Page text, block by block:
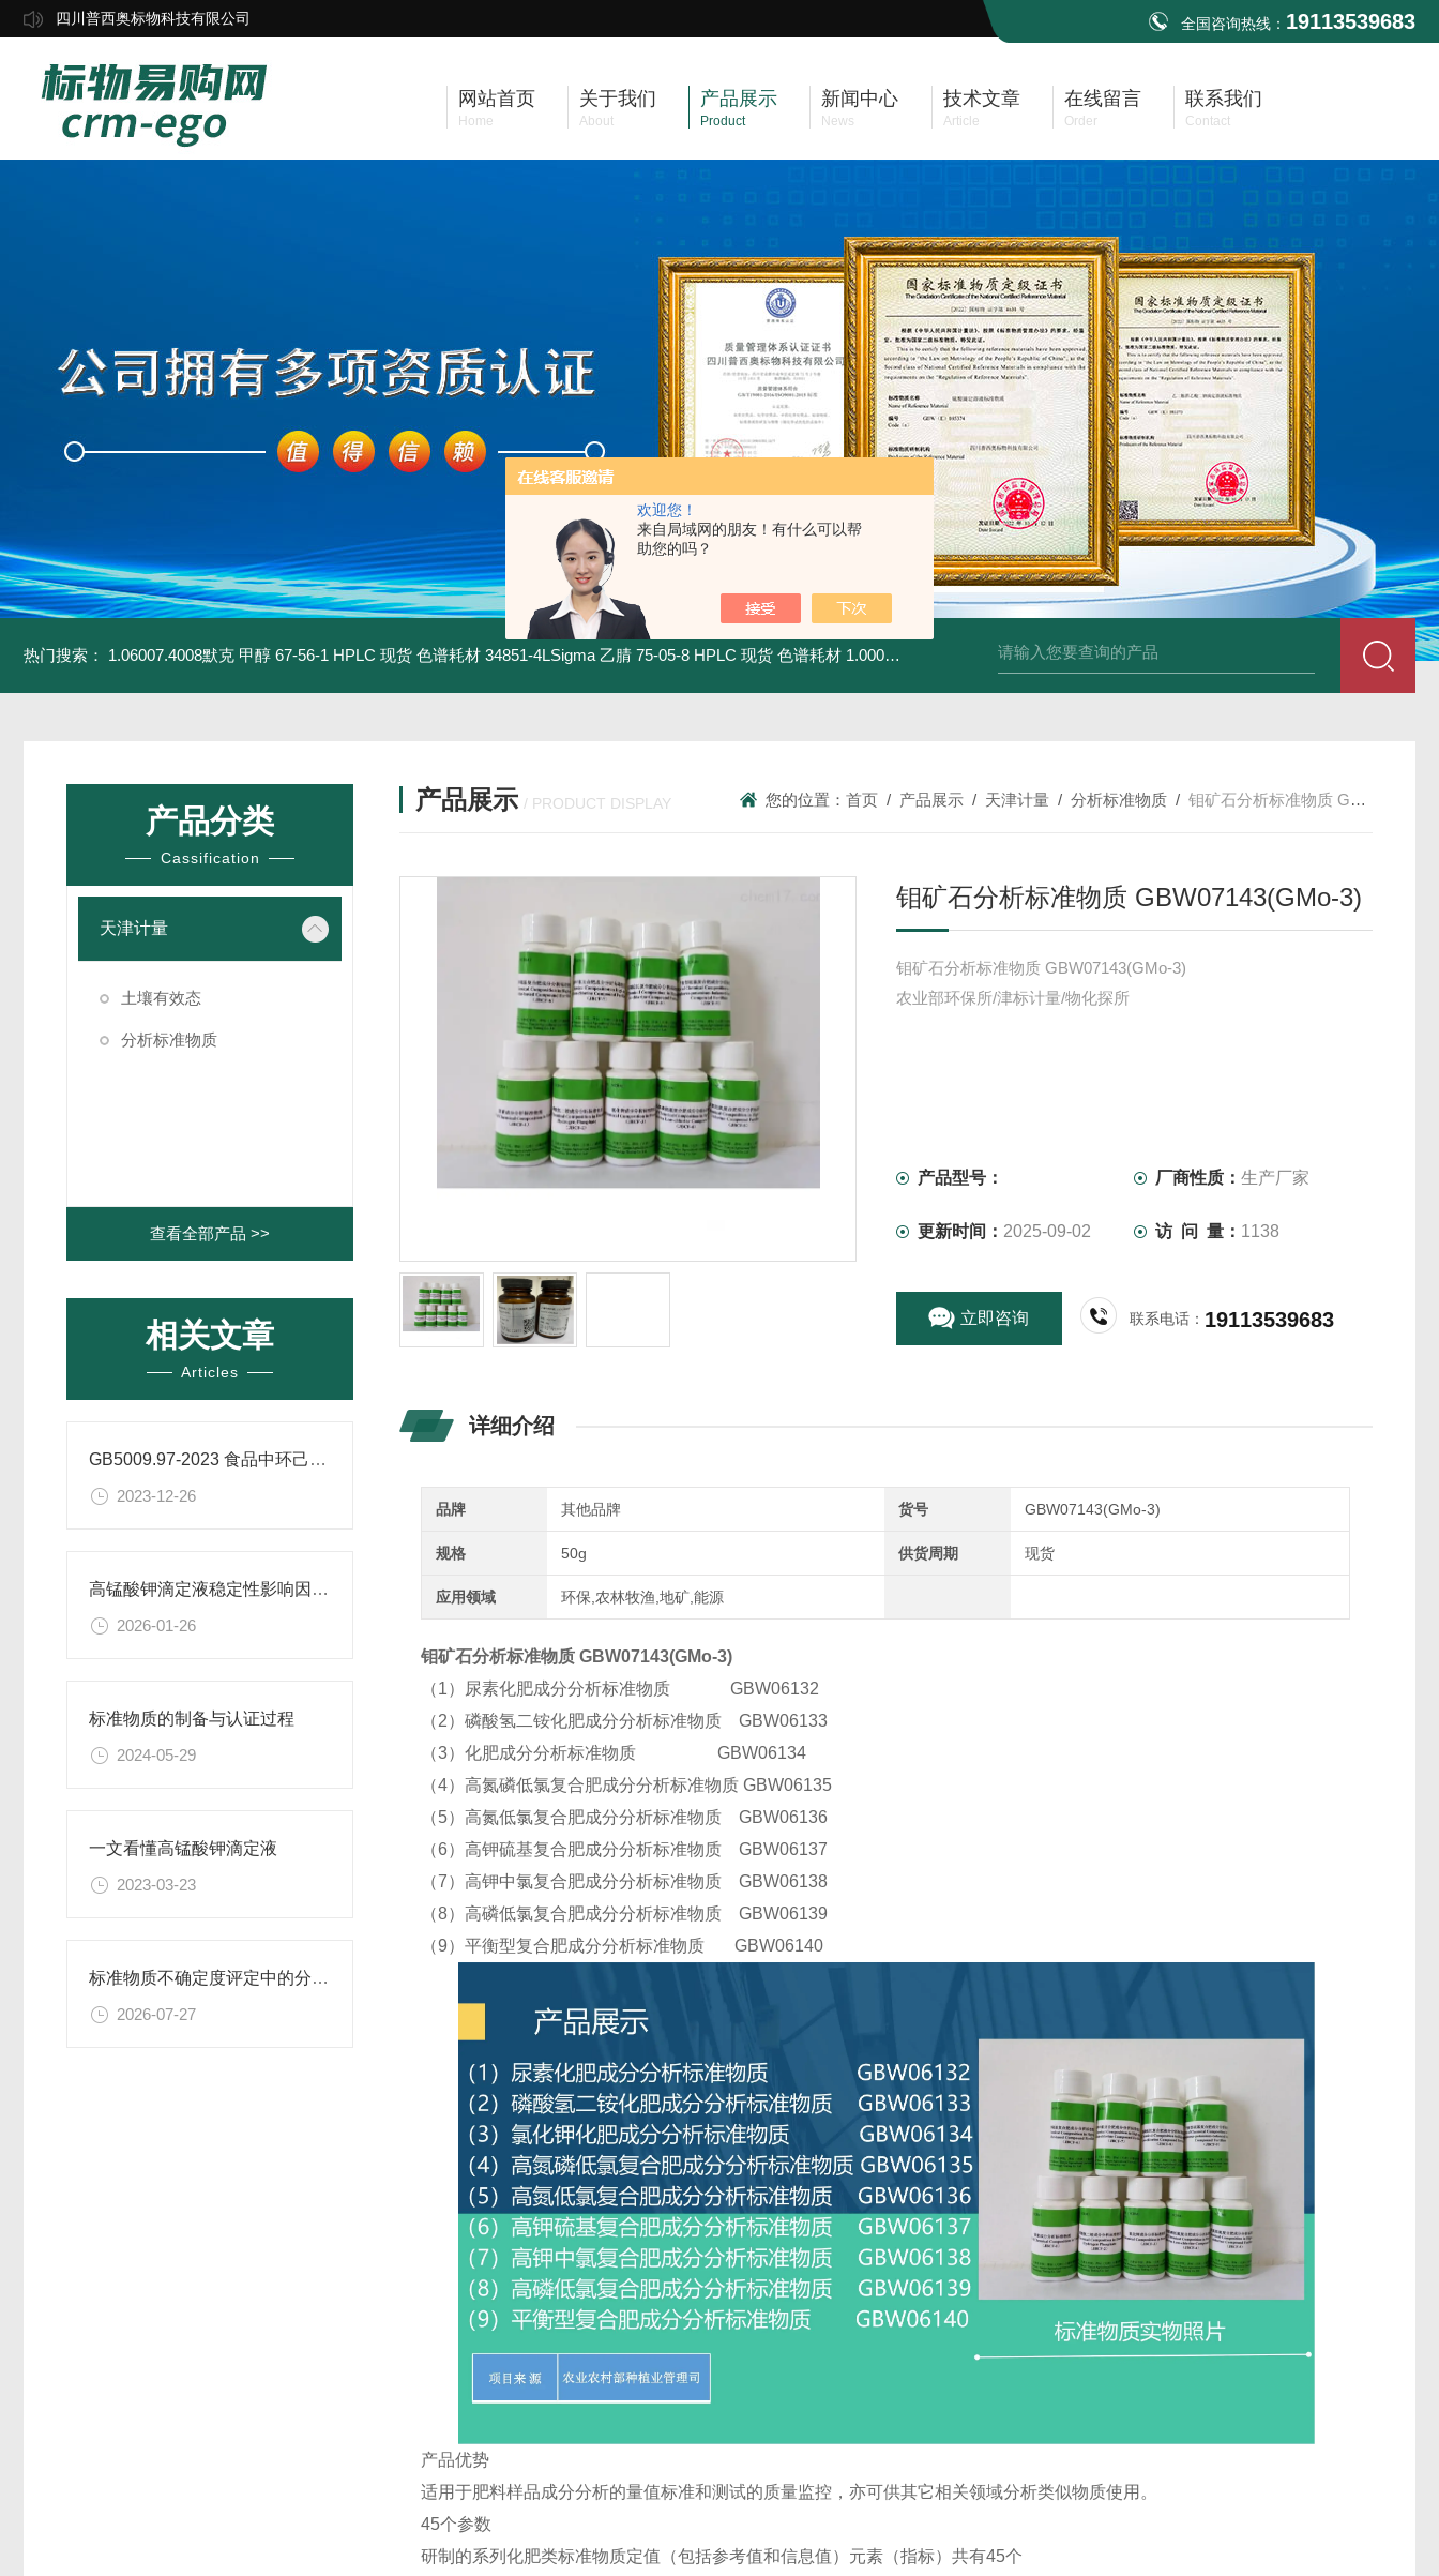
欢迎您！
来自局域网的朋友！有什么可以帮
助您的吗？
四川普西奥标物科技有限公司 全国咨询热线： 19113539683
网站首页
Home
关于我们
About
产品展示
Product
新闻中心
News
技术文章
Article
在线留言
Order
联系我们
Contact
热门搜索： 1.06007.4008默克 甲醇 67-56-1 HPLC 现货 色谱耗材 34851-4LSigma 乙腈 75-05-8 HPLC 现货 色谱耗材 1.00030.4008默克 乙腈 75-05-8 HPLC 现货 色谱耗材 34860-4L-Rsigma 甲醇 67-
产品分类
Cassification
天津计量
土壤有效态
分析标准物质
查看全部产品 >>
相关文章
Articles
GB5009.97-2023 食品中环己基氨基磺酸盐的测定标准
2023-12-26
高锰酸钾滴定液稳定性影响因素及保存期限研究
2026-01-26
标准物质的制备与认证过程
2024-05-29
一文看懂高锰酸钾滴定液
2023-03-23
标准物质不确定度评定中的分量识别与量化计算方法
2026-07-27
产品展示 / PRODUCT DISPLAY 您的位置：首页 / 产品展示 / 天津计量 /分析标准物质 /钼矿石分析标准物质 GBW07143(GMo-3)
钼矿石分析标准物质 GBW07143(GMo-3)
钼矿石分析标准物质 GBW07143(GMo-3)
农业部环保所/津标计量/物化探所
产品型号： 厂商性质：生产厂家
更新时间： 2025-09-02 访 问 量： 1138
立即咨询 联系电话： 19113539683
详细介绍
品牌 其他品牌 货号 GBW07143(GMo-3)
规格 50g 供货周期 现货
应用领域 环保,农林牧渔,地矿,能源
钼矿石分析标准物质 GBW07143(GMo-3)
（1）尿素化肥成分分析标准物质 GBW06132
（2）磷酸氢二铵化肥成分分析标准物质 GBW06133
（3）化肥成分分析标准物质 GBW06134
（4）高氮磷低氯复合肥成分分析标准物质 GBW06135
（5）高氮低氯复合肥成分分析标准物质 GBW06136
（6）高钾硫基复合肥成分分析标准物质 GBW06137
（7）高钾中氯复合肥成分分析标准物质 GBW06138
（8）高磷低氯复合肥成分分析标准物质 GBW06139
（9）平衡型复合肥成分分析标准物质 GBW06140
产品优势
适用于肥料样品成分分析的量值标准和测试的质量监控，亦可供其它相关领域分析类似物质使用。
45个参数
研制的系列化肥类标准物质定值（包括参考值和信息值）元素（指标）共有45个